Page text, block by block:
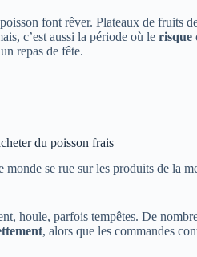
font rêver. Plateaux de fruits
c’est aussi la période où le risque
repas de fête.
du poisson frais
se rue sur les produits de la
houle, parfois tempêtes. De
, alors que les commandes